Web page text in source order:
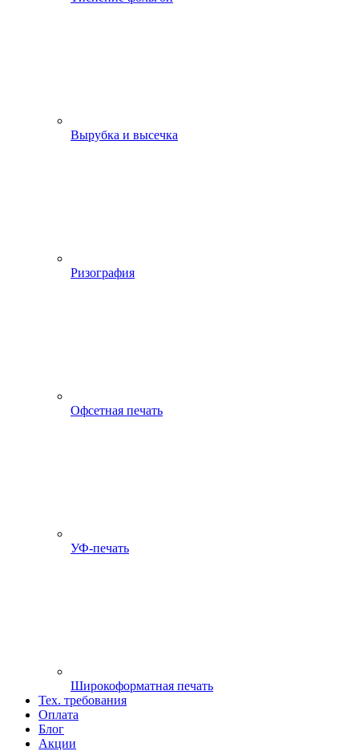
Вырубка и высечка
Ризография
Офсетная печать
УФ-печать
Широкоформатная печать
Тех. требования
Оплата
Блог
Акции